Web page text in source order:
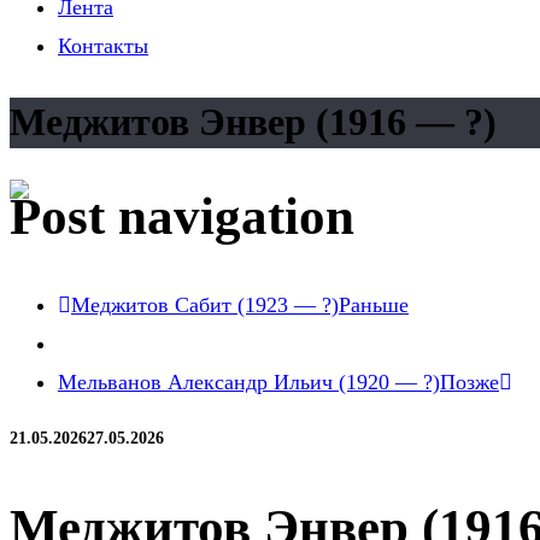
Лента
Контакты
Меджитов Энвер (1916 — ?)
Post navigation
Меджитов Сабит (1923 — ?)Раньше
Мельванов Александр Ильич (1920 — ?)Позже
21.05.202627.05.2026
Меджитов Энвер